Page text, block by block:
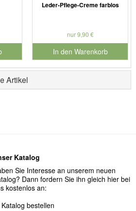
Leder-Pflege-Creme farblos
nur 9,90 €
In den Warenkorb
für Produktnummer 901186
Artikel
Katalog
Sie Interesse an unserem neuen
Dann fordern Sie ihn gleich hier bei
kostenlos an:
Katalog bestellen